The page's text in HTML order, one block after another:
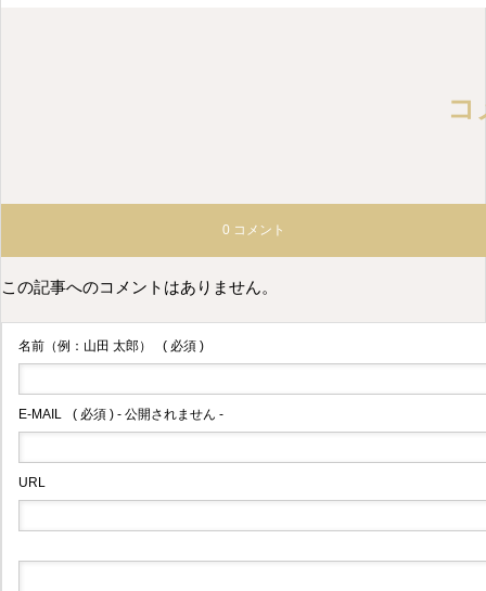
コ
0 コメント
この記事へのコメントはありません。
名前（例：山田 太郎） ( 必須 )
E-MAIL ( 必須 ) - 公開されません -
URL